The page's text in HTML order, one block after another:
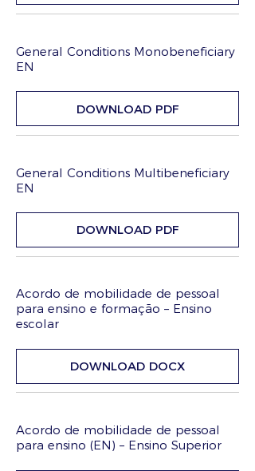
General Conditions Monobeneficiary
EN
DOWNLOAD PDF
General Conditions Multibeneficiary
EN
DOWNLOAD PDF
Acordo de mobilidade de pessoal
para ensino e formação – Ensino
escolar
DOWNLOAD DOCX
Acordo de mobilidade de pessoal
para ensino (EN) – Ensino Superior